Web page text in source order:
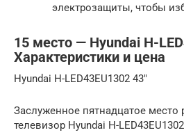
электрозащиты, чтобы
15 место — Hyundai H-
Характеристики и цена
Hyundai H-LED43EU1302 43″
Заслуженное пятнадцатое место
телевизор Hyundai H-